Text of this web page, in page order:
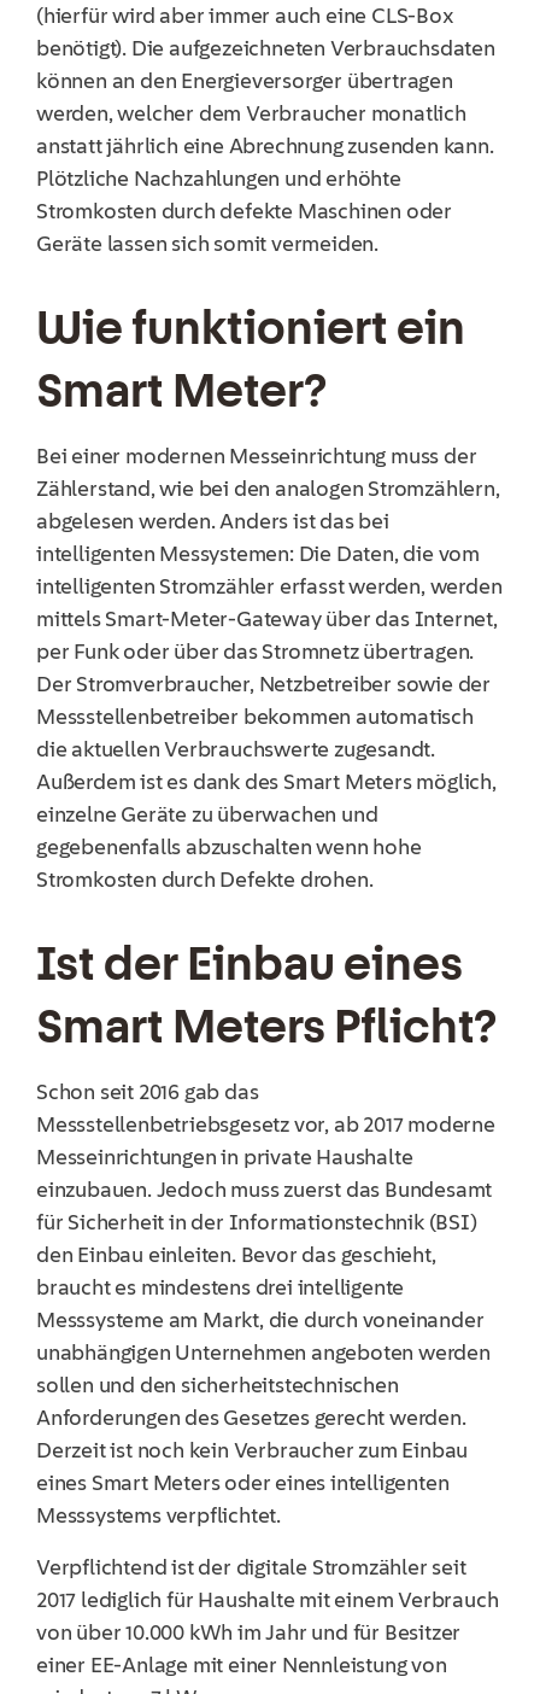
(hierfür wird aber immer auch eine CLS-Box
benötigt). Die aufgezeichneten Verbrauchsdaten
können an den Energieversorger übertragen
werden, welcher dem Verbraucher monatlich
anstatt jährlich eine Abrechnung zusenden kann.
Plötzliche Nachzahlungen und erhöhte
Stromkosten durch defekte Maschinen oder
Geräte lassen sich somit vermeiden.
Wie funktioniert ein
Smart Meter?
Bei einer modernen Messeinrichtung muss der
Zählerstand, wie bei den analogen Stromzählern,
abgelesen werden. Anders ist das bei
intelligenten Messystemen: Die Daten, die vom
intelligenten Stromzähler erfasst werden, werden
mittels Smart-Meter-Gateway über das Internet,
per Funk oder über das Stromnetz übertragen.
Der Stromverbraucher, Netzbetreiber sowie der
Messstellenbetreiber bekommen automatisch
die aktuellen Verbrauchswerte zugesandt.
Außerdem ist es dank des Smart Meters möglich,
einzelne Geräte zu überwachen und
gegebenenfalls abzuschalten wenn hohe
Stromkosten durch Defekte drohen.
Ist der Einbau eines
Smart Meters Pflicht?
Schon seit 2016 gab das
Messstellenbetriebsgesetz vor, ab 2017 moderne
Messeinrichtungen in private Haushalte
einzubauen. Jedoch muss zuerst das Bundesamt
für Sicherheit in der Informationstechnik (BSI)
den Einbau einleiten. Bevor das geschieht,
braucht es mindestens drei intelligente
Messsysteme am Markt, die durch voneinander
unabhängigen Unternehmen angeboten werden
sollen und den sicherheitstechnischen
Anforderungen des Gesetzes gerecht werden.
Derzeit ist noch kein Verbraucher zum Einbau
eines Smart Meters oder eines intelligenten
Messsystems verpflichtet.
Verpflichtend ist der digitale Stromzähler seit
2017 lediglich für Haushalte mit einem Verbrauch
von über 10.000 kWh im Jahr und für Besitzer
einer EE-Anlage mit einer Nennleistung von